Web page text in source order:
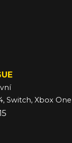
Switch, Xbox One